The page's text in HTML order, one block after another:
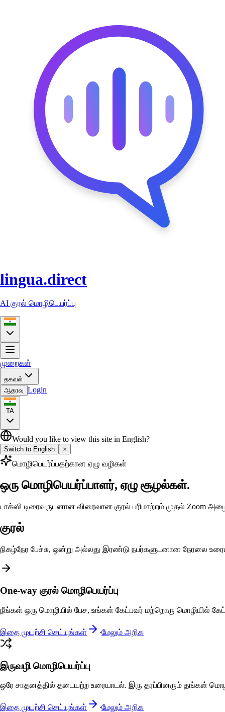
lingua.direct
AI குரல் மொழிபெயர்ப்பு
முறைகள்
தகவல்
ஆதரவு Login
TA
Would you like to view this site in English?
Switch to English ×
மொழிபெயர்ப்பதற்கான ஏழு வழிகள்
ஒரு மொழிபெயர்ப்பாளர், ஏழு சூழல்கள்.
டாக்ஸி டிரைவருடனான விரைவான குரல் பரிமாற்றம் முதல்
குரல்
நிகழ்நேர பேச்சு, ஒன்று அல்லது இரண்டு நபர்களுடனான நேரலை
One-way குரல் மொழிபெயர்ப்பு
நீங்கள் ஒரு மொழியில் பேச, உங்கள் கேட்பவர் மற்றொரு மொழியில்
இதை முயற்சி செய்யுங்கள் ·மேலும் அறிக
இருவழி மொழிபெயர்ப்பு
ஒரே சாதனத்தில் தடையற்ற உரையாடல். இரு தரப்பினரும் தங்கள்
இதை முயற்சி செய்யுங்கள் ·மேலும் அறிக